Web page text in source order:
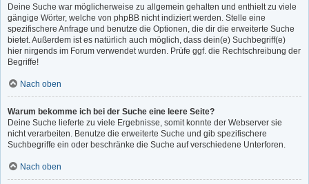
Deine Suche war möglicherweise zu allgemein gehalten und enthielt zu viele
gängige Wörter, welche von phpBB nicht indiziert werden. Stelle eine
spezifischere Anfrage und benutze die Optionen, die dir die erweiterte Suche
bietet. Außerdem ist es natürlich auch möglich, dass dein(e) Suchbegriff(e)
hier nirgends im Forum verwendet wurden. Prüfe ggf. die Rechtschreibung der
Begriffe!
Nach oben
Warum bekomme ich bei der Suche eine leere Seite?
Deine Suche lieferte zu viele Ergebnisse, somit konnte der Webserver sie
nicht verarbeiten. Benutze die erweiterte Suche und gib spezifischere
Suchbegriffe ein oder beschränke die Suche auf verschiedene Unterforen.
Nach oben